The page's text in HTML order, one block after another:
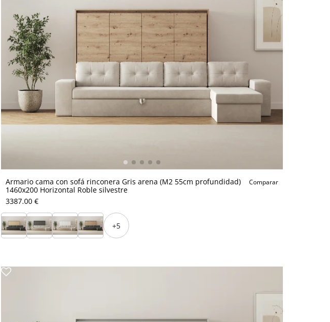
Armario cama con sofá rinconera Gris arena (M2 55cm profundidad)
1460x200 Horizontal Roble silvestre
Comparar
3387.00 €
+5